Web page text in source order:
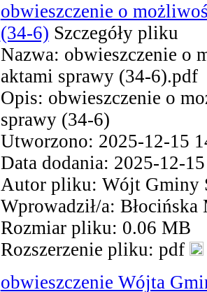
obwieszczenie o
(34-6) Szczegóły pliku
Nazwa: obwieszczenie o
aktami sprawy (34-6).pdf
Opis: obwieszczenie o
sprawy (34-6)
Utworzono: 2025-12-15
Data dodania: 2025-12-
Autor pliku: Wójt Gminy
Wprowadził/a: Błocińska
Rozmiar pliku: 0.06 MB
Rozszerzenie pliku: pdf
obwieszczenie Wójta